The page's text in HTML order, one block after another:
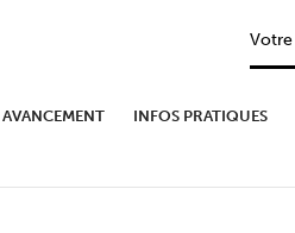
INFOS PRATIQUES